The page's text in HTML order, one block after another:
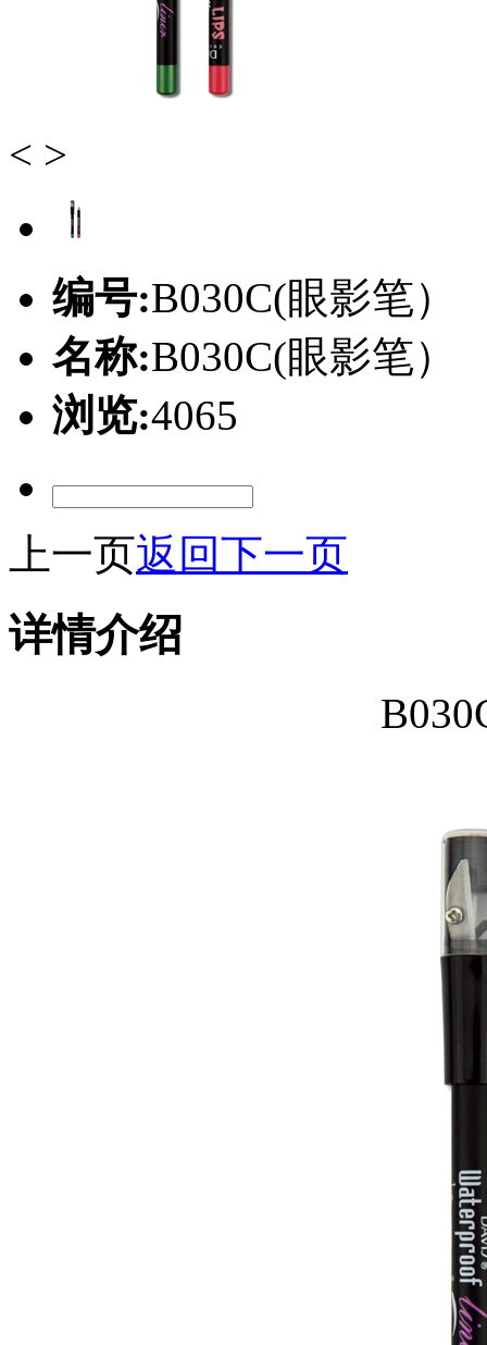
< >
编号:B030C(眼影笔）
名称:B030C(眼影笔）
浏览:4065
上一页返回下一页
详情介绍